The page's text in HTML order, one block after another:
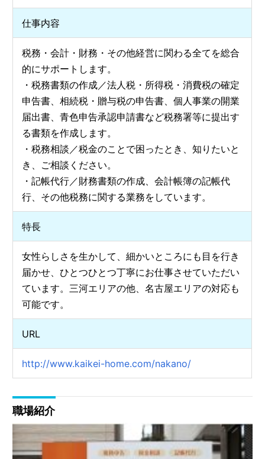
仕事内容
税務・会計・財務・その他経営に関わる全てを総合
的にサポートします。
・税務書類の作成／法人税・所得税・消費税の確定
申告書、相続税・贈与税の申告書、個人事業の開業
届出書、青色申告承認申請書など税務署等に提出す
る書類を作成します。
・税務相談／税金のことで困ったとき、知りたいと
き、ご相談ください。
・記帳代行／財務書類の作成、会計帳簿の記帳代
行、その他税務に関する業務をしています。
特長
女性らしさを生かして、細かいところにも目を行き
届かせ、ひとつひとつ丁寧にお仕事させていただい
ています。三河エリアの他、名古屋エリアの対応も
可能です。
URL
http://www.kaikei-home.com/nakano/
職場紹介